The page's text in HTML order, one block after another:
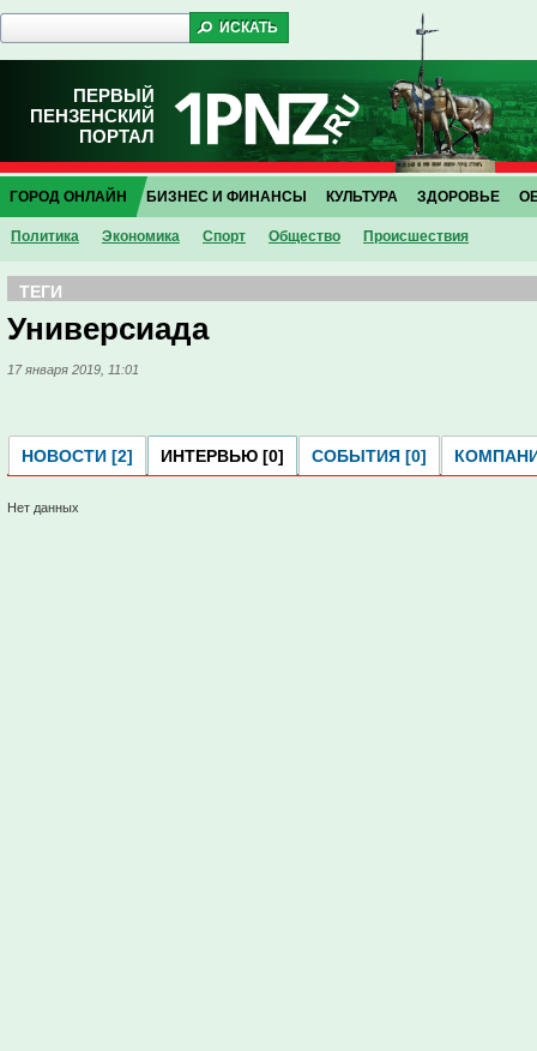
ПЕРВЫЙ
ПЕНЗЕНСКИЙ
ПОРТАЛ
ГОРОД ОНЛАЙН
Политика Экономика Спорт Общество Проиcшествия
БИЗНЕС И ФИНАНСЫ КУЛЬТУРА ЗДОРОВЬЕ
ТЕГИ
Универсиада
17 января 2019, 11:01
НОВОСТИ [2] ИНТЕРВЬЮ [0] СОБЫТИЯ [0]
Нет данных